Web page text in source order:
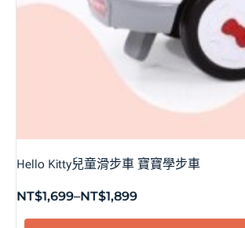
Hello Kitty兒童滑步車 寶寶學步車
NT$1,699–NT$1,899